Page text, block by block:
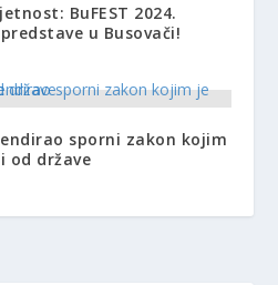
BuFEST 2024.
u Busovači!
sporni zakon kojim
od države